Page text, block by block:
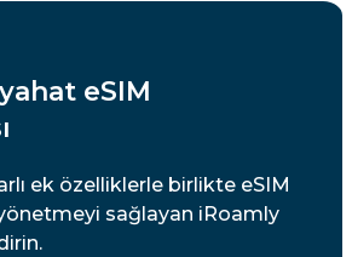
eSIM
ek özelliklerle birlikte eSIM
sağlayan iRoamly